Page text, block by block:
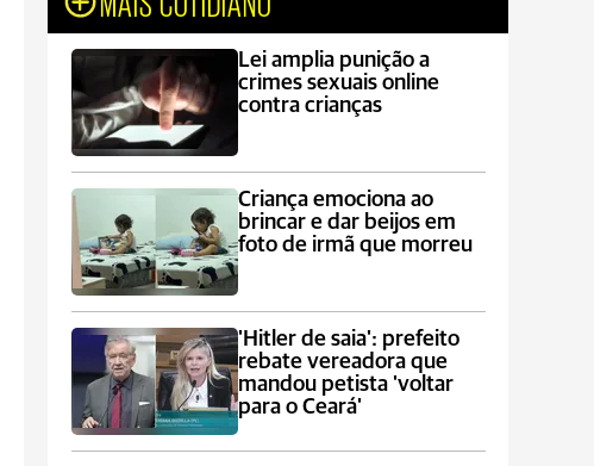
Lei amplia punição a
crimes sexuais online
contra crianças
Criança emociona ao
brincar e dar beijos em
foto de irmã que morreu
'Hitler de saia': prefeito
rebate vereadora que
mandou petista 'voltar
para o Ceará'